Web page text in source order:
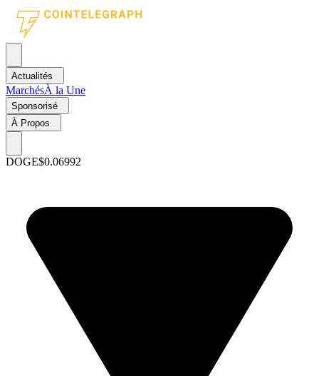
Actualités
MarchésÀ la Une
Sponsorisé
À Propos
DOGE$0.06992